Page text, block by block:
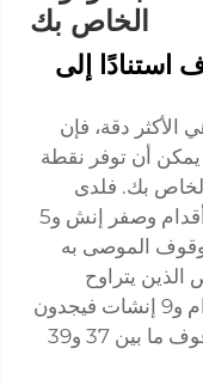
الخاص بك
استنادًا إلى
الأكثر دقة، فإن
يمكن أن توفر نقطة
بك. فلدى
الأشخاص الذين يتراوح طولهم بين 5 أقدام وصفر إنش و5
الوقوف الموصى به
الأشخاص الذين يتراوح
طولهم بين 5 أقدام و5 إنشات و5 أقدام و9 إنشات فيجدون
عادةً الراحة عند ارتفاعات مكاتب الوقوف ما بين 37 و39